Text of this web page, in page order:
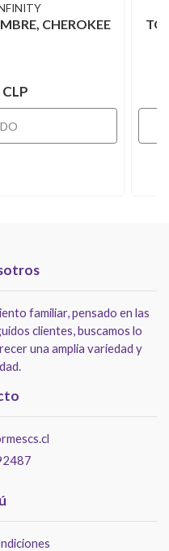
CHEROKEE
familiar, pensado en las
clientes, buscamos lo
una amplia variedad y